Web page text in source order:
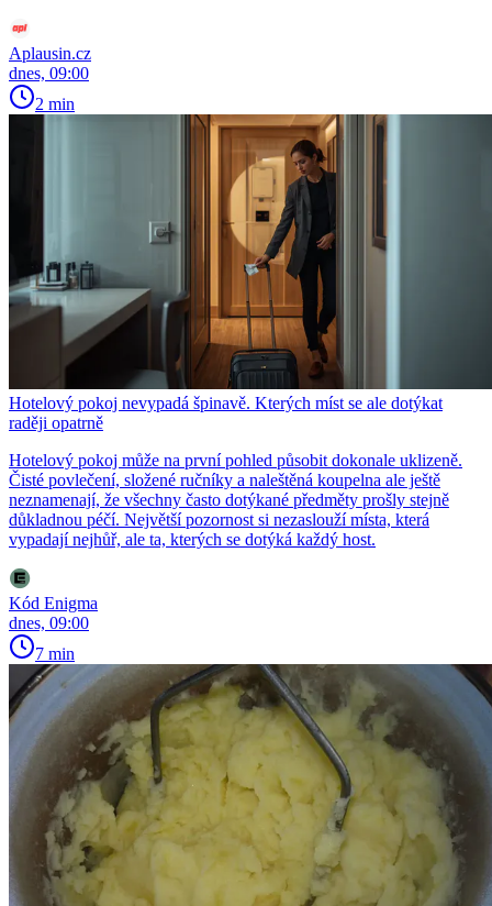
Aplausin.cz
dnes, 09:00
2 min
Hotelový pokoj nevypadá špinavě. Kterých míst se ale dotýkat
raději opatrně
Hotelový pokoj může na první pohled působit dokonale uklizeně.
Čisté povlečení, složené ručníky a naleštěná koupelna ale ještě
neznamenají, že všechny často dotýkané předměty prošly stejně
důkladnou péčí. Největší pozornost si nezaslouží místa, která
vypadají nejhůř, ale ta, kterých se dotýká každý host.
Kód Enigma
dnes, 09:00
7 min